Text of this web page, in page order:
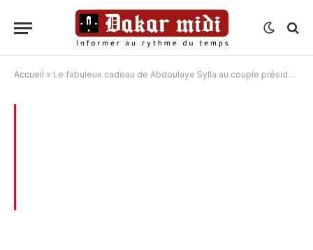
Accueil » Le fabuleux cadeau de Abdoulaye Sylla au couple présidentiel. L’homme d’affaire sauve définitivement sa peau